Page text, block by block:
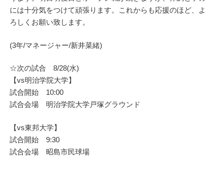
には十分気をつけて頑張ります。これからも応援のほど、よ
ろしくお願い致します。
(3年/マネージャー/新井菜緒)
☆次の試合 8/28(水)
【vs明治学院大学】
試合開始 10:00
試合会場 明治学院大学戸塚グラウンド
【vs東邦大学】
試合開始 9:30
試合会場 昭島市民球場